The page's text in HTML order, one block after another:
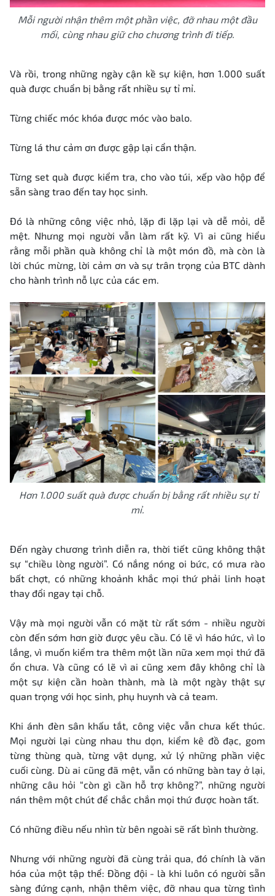
Mỗi người nhận thêm một phần việc, đỡ nhau một đầu
mối, cùng nhau giữ cho chương trình đi tiếp.
Và rồi, trong những ngày cận kề sự kiện, hơn 1.000 suất
quà được chuẩn bị bằng rất nhiều sự tỉ mỉ.
Từng chiếc móc khóa được móc vào balo.
Từng lá thư cảm ơn được gập lại cẩn thận.
Từng set quà được kiểm tra, cho vào túi, xếp vào hộp để
sẵn sàng trao đến tay học sinh.
Đó là những công việc nhỏ, lặp đi lặp lại và dễ mỏi, dễ
mệt. Nhưng mọi người vẫn làm rất kỹ. Vì ai cũng hiểu
rằng mỗi phần quà không chỉ là một món đồ, mà còn là
lời chúc mừng, lời cảm ơn và sự trân trọng của BTC dành
cho hành trình nỗ lực của các em.
Hơn 1.000 suất quà được chuẩn bị bằng rất nhiều sự tỉ
mỉ.
Đến ngày chương trình diễn ra, thời tiết cũng không thật
sự “chiều lòng người”. Có nắng nóng oi bức, có mưa rào
bất chợt, có những khoảnh khắc mọi thứ phải linh hoạt
thay đổi ngay tại chỗ.
Vậy mà mọi người vẫn có mặt từ rất sớm - nhiều người
còn đến sớm hơn giờ được yêu cầu. Có lẽ vì háo hức, vì lo
lắng, vì muốn kiểm tra thêm một lần nữa xem mọi thứ đã
ổn chưa. Và cũng có lẽ vì ai cũng xem đây không chỉ là
một sự kiện cần hoàn thành, mà là một ngày thật sự
quan trọng với học sinh, phụ huynh và cả team.
Khi ánh đèn sân khấu tắt, công việc vẫn chưa kết thúc.
Mọi người lại cùng nhau thu dọn, kiểm kê đồ đạc, gom
từng thùng quà, từng vật dụng, xử lý những phần việc
cuối cùng. Dù ai cũng đã mệt, vẫn có những bàn tay ở lại,
những câu hỏi “còn gì cần hỗ trợ không?”, những người
nán thêm một chút để chắc chắn mọi thứ được hoàn tất.
Có những điều nếu nhìn từ bên ngoài sẽ rất bình thường.
Nhưng với những người đã cùng trải qua, đó chính là văn
hóa của một tập thể: Đồng đội - là khi luôn có người sẵn
sàng đứng cạnh, nhận thêm việc, đỡ nhau qua từng tình